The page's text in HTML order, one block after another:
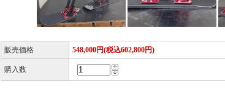
販売価格 548,000円(税込602,800円)
購入数